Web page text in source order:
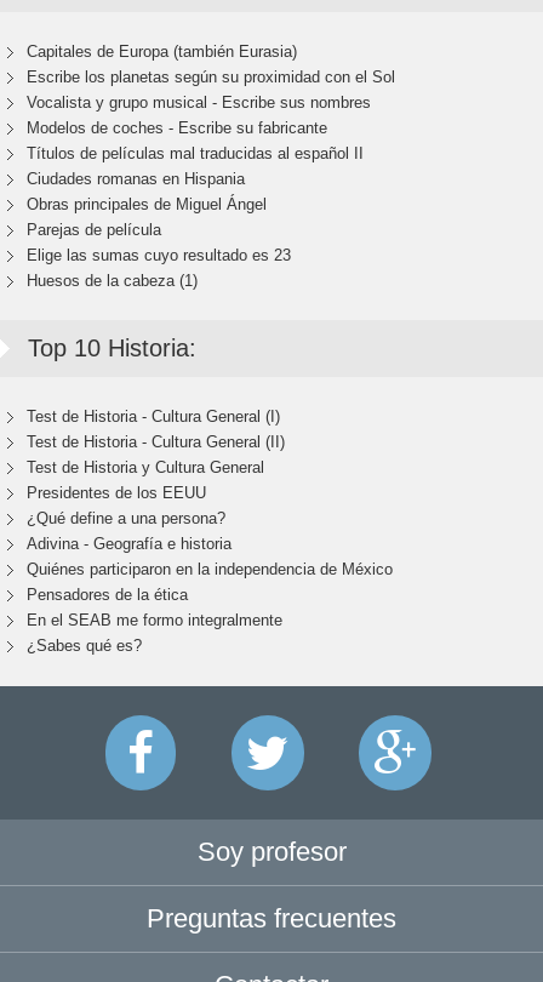
Capitales de Europa (también Eurasia)
Escribe los planetas según su proximidad con el Sol
Vocalista y grupo musical - Escribe sus nombres
Modelos de coches - Escribe su fabricante
Títulos de películas mal traducidas al español II
Ciudades romanas en Hispania
Obras principales de Miguel Ángel
Parejas de película
Elige las sumas cuyo resultado es 23
Huesos de la cabeza (1)
Top 10 Historia:
Test de Historia - Cultura General (I)
Test de Historia - Cultura General (II)
Test de Historia y Cultura General
Presidentes de los EEUU
¿Qué define a una persona?
Adivina - Geografía e historia
Quiénes participaron en la independencia de México
Pensadores de la ética
En el SEAB me formo integralmente
¿Sabes qué es?
Soy profesor
Preguntas frecuentes